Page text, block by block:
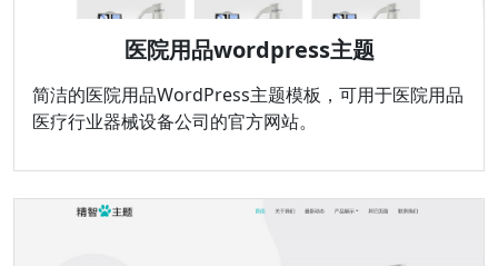
医院用品wordpress主题
简洁的医院用品WordPress主题模板，可用于医院用品
医疗行业器械设备公司的官方网站。